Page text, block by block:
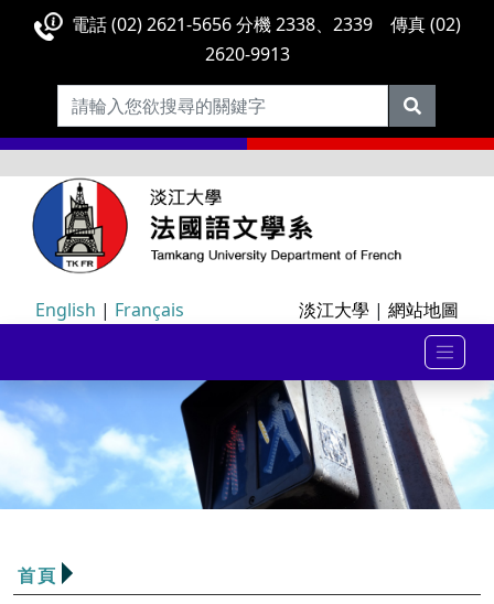
電話 (02) 2621-5656 分機 2338、2339 傳真 (02)
2620-9913
English | Français 淡江大學 | 網站地圖
首頁